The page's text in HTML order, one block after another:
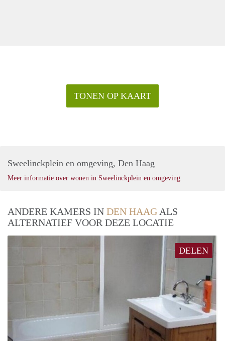
TONEN OP KAART
Sweelinckplein en omgeving, Den Haag
Meer informatie over wonen in Sweelinckplein en omgeving
ANDERE KAMERS IN DEN HAAG ALS
ALTERNATIEF VOOR DEZE LOCATIE
DELEN